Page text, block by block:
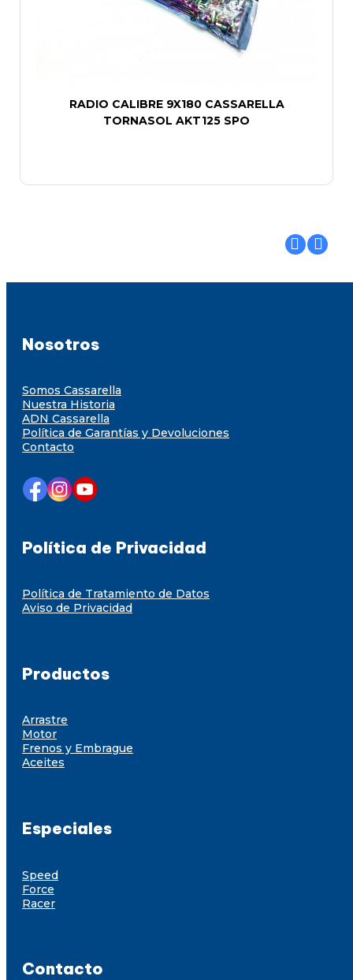
RADIO CALIBRE 9X180 CASSARELLA
TORNASOL AKT125 SPO
Nosotros
Somos Cassarella
Nuestra Historia
ADN Cassarella
Política de Garantías y Devoluciones
Contacto
Política de Privacidad
Política de Tratamiento de Datos
Aviso de Privacidad
Productos
Arrastre
Motor
Frenos y Embrague
Aceites
Especiales
Speed
Force
Racer
Contacto